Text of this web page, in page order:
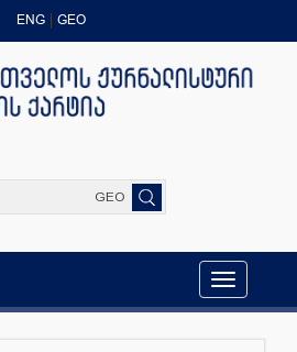
ENG GEO
GEO
Toggle
navigation